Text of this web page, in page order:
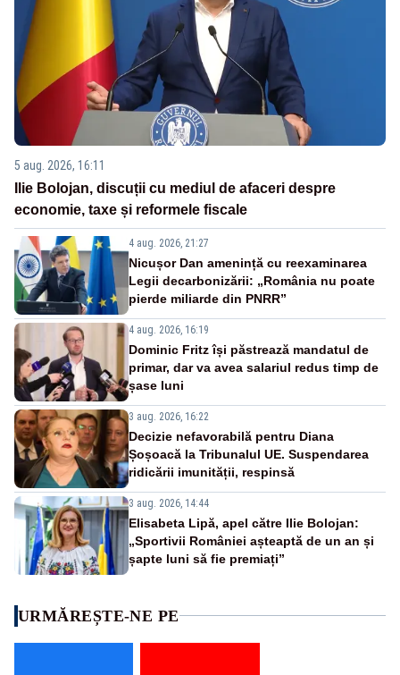
5 aug. 2026, 16:11
Ilie Bolojan, discuții cu mediul de afaceri despre
economie, taxe și reformele fiscale
4 aug. 2026, 21:27
Nicușor Dan amenință cu reexaminarea
Legii decarbonizării: „România nu poate
pierde miliarde din PNRR”
4 aug. 2026, 16:19
Dominic Fritz își păstrează mandatul de
primar, dar va avea salariul redus timp de
șase luni
3 aug. 2026, 16:22
Decizie nefavorabilă pentru Diana
Șoșoacă la Tribunalul UE. Suspendarea
ridicării imunității, respinsă
3 aug. 2026, 14:44
Elisabeta Lipă, apel către Ilie Bolojan:
„Sportivii României așteaptă de un an și
șapte luni să fie premiați”
URMĂREȘTE-NE PE